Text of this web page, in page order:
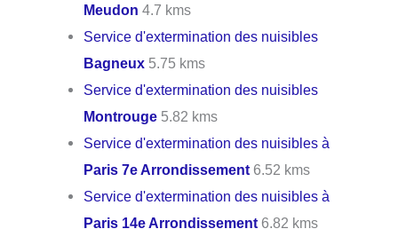
Meudon 4.7 kms
Service d'extermination des nuisibles
Bagneux 5.75 kms
Service d'extermination des nuisibles
Montrouge 5.82 kms
Service d'extermination des nuisibles à
Paris 7e Arrondissement 6.52 kms
Service d'extermination des nuisibles à
Paris 14e Arrondissement 6.82 kms